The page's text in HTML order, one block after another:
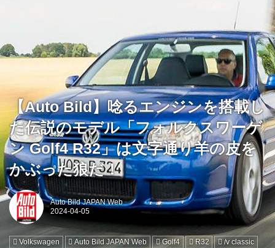
【Auto Bild】唸るエンジンを搭載し
た伝説のモデル「フォルクスワーゲ
ン Golf4 R32」は文字通り羊の皮を
かぶった狼だ！
Auto Bild JAPAN Web
Volkswagen Auto Bild JAPAN Web Golf4 R32 /v classic